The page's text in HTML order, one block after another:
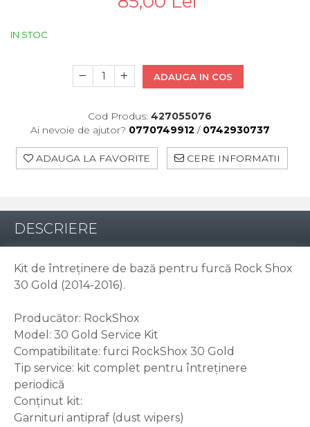
Placute Frana
Schimbatoare Viteze
Sei Bicicleta
IN STOC
ADAUGA IN COS
Cod Produs: 427055076
Ai nevoie de ajutor? 0770749912 / 0742930737
ADAUGA LA FAVORITE CERE INFORMATII
DESCRIERE
Kit de întreținere de bază pentru furcă Rock Shox
30 Gold (2014-2016).
Producător: RockShox
Model: 30 Gold Service Kit
Compatibilitate: furci RockShox 30 Gold
Tip service: kit complet pentru întreținere
periodică
Conținut kit:
Garnituri antipraf (dust wipers)